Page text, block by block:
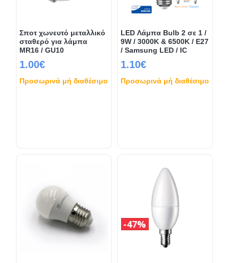
Σποτ χωνευτό μεταλλικό
σταθερό για λάμπα
MR16 / GU10
1.00€
Προσωρινά μή διαθέσιμο
LED Λάμπα Bulb 2 σε 1 /
9W / 3000K & 6500K / E27
/ Samsung LED / IC
1.10€
Προσωρινά μή διαθέσιμο
47%